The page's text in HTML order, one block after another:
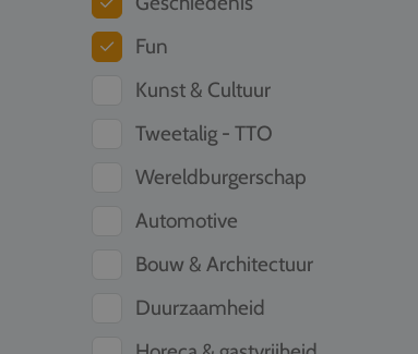
Fun
Kunst & Cultuur
Tweetalig - TTO
Wereldburgerschap
Automotive
Bouw & Architectuur
Duurzaamheid